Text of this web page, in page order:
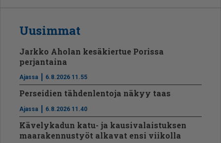
Uusimmat
Jarkko Aholan kesäkiertue Porissa
perjantaina
Ajassa 6.8.2026 11.55
Perseidien tähdenlentoja näkyy taas
Ajassa 6.8.2026 11.40
Kävelykadun katu- ja kausivalaistuksen
maarakennustyöt alkavat ensi viikolla